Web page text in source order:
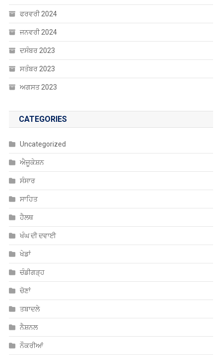
ਫਰਵਰੀ 2024
ਜਨਵਰੀ 2024
ਦਸੰਬਰ 2023
ਸਤੰਬਰ 2023
ਅਗਸਤ 2023
CATEGORIES
Uncategorized
ਐਜੂਕੇਸ਼ਨ
ਸੰਸਾਰ
ਸਾਹਿਤ
ਹੈਲਥ
ਖੰਘ ਦੀ ਦਵਾਈ
ਖੇਡਾਂ
ਚੰਡੀਗੜ੍ਹ
ਚੋਣਾਂ
ਤਬਾਦਲੇ
ਨੈਸ਼ਨਲ
ਨੌਕਰੀਆਂ